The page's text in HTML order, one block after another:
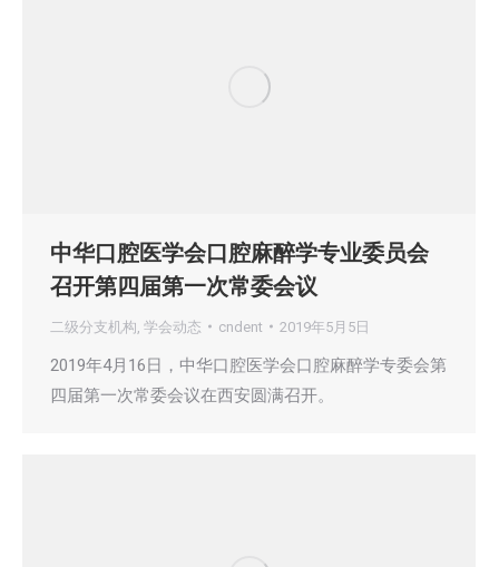
中华口腔医学会口腔麻醉学专业委员会
召开第四届第一次常委会议
二级分支机构 学会动态 cndent 2019年5月5日
2019年4月16日，中华口腔医学会口腔麻醉学专委会第
四届第一次常委会议在西安圆满召开。